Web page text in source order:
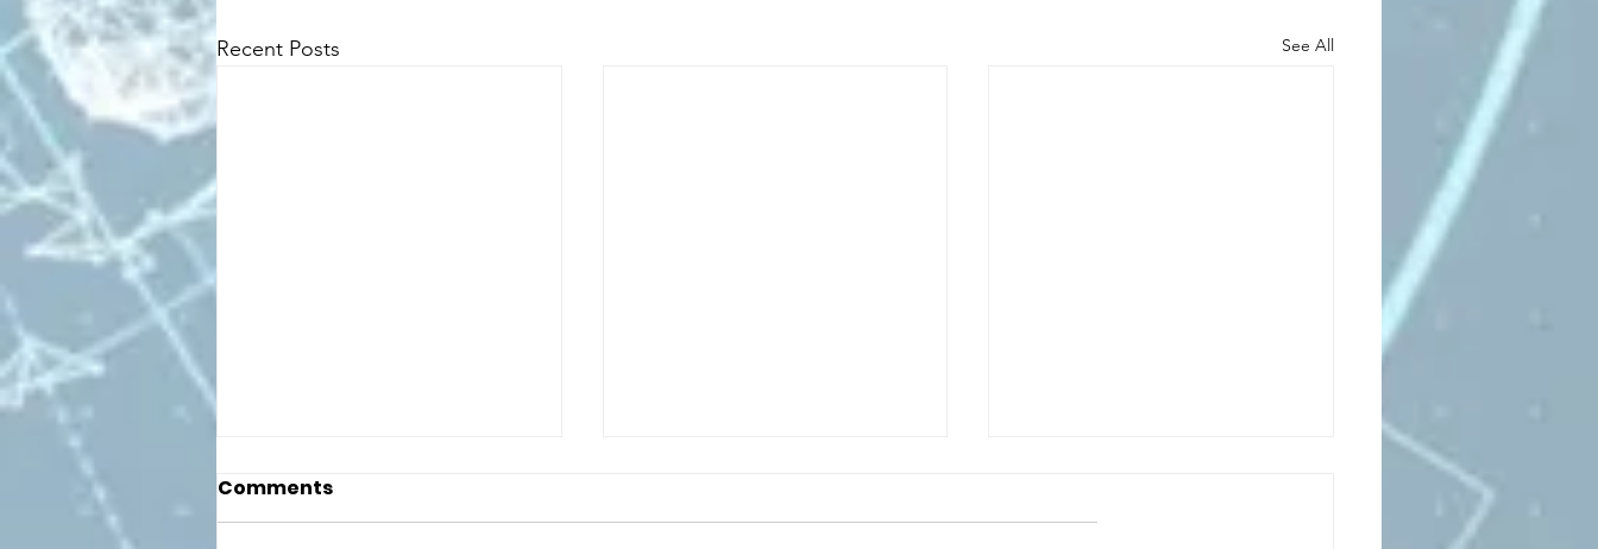
Recent Posts See All
Comments